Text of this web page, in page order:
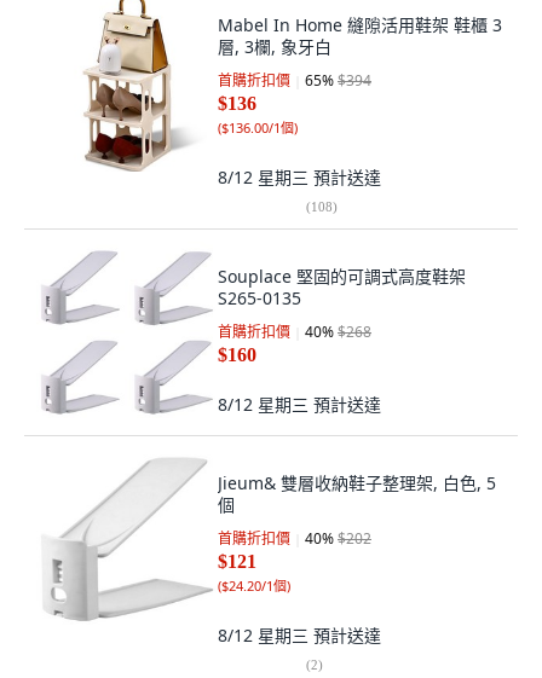
Mabel In Home 縫隙活用鞋架 鞋櫃 3
層, 3欄, 象牙白
首購折扣價 65%$394
$136
($136.00/1個)
8/12 星期三 預計送達
(108)
Souplace 堅固的可調式高度鞋架
S265-0135
首購折扣價 40%$268
$160
8/12 星期三 預計送達
Jieum& 雙層收納鞋子整理架, 白色, 5
個
首購折扣價 40%$202
$121
($24.20/1個)
8/12 星期三 預計送達
(2)